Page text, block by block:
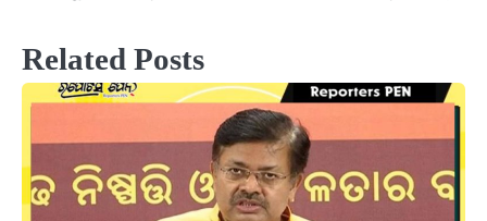
Related Posts